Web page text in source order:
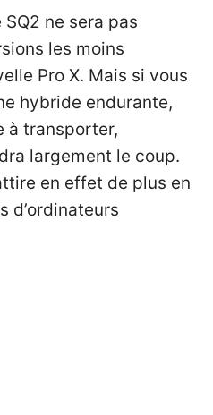
ne sera pas
les moins
Pro X. Mais si vous
hybride endurante,
à transporter,
largement le coup.
en effet de plus en
d’ordinateurs